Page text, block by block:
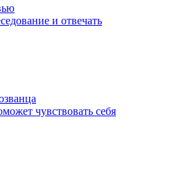
и отвечать
чувствовать себя